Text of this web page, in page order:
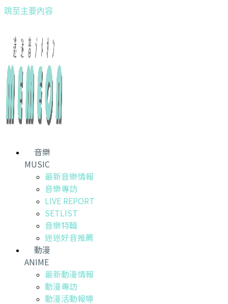
跳至主要內容
音樂
MUSIC
最新音樂情報
音樂專訪
LIVE REPORT
SETLIST
音樂特輯
迷迷好音推薦
動漫
ANIME
最新動漫情報
動漫專訪
動漫活動報導